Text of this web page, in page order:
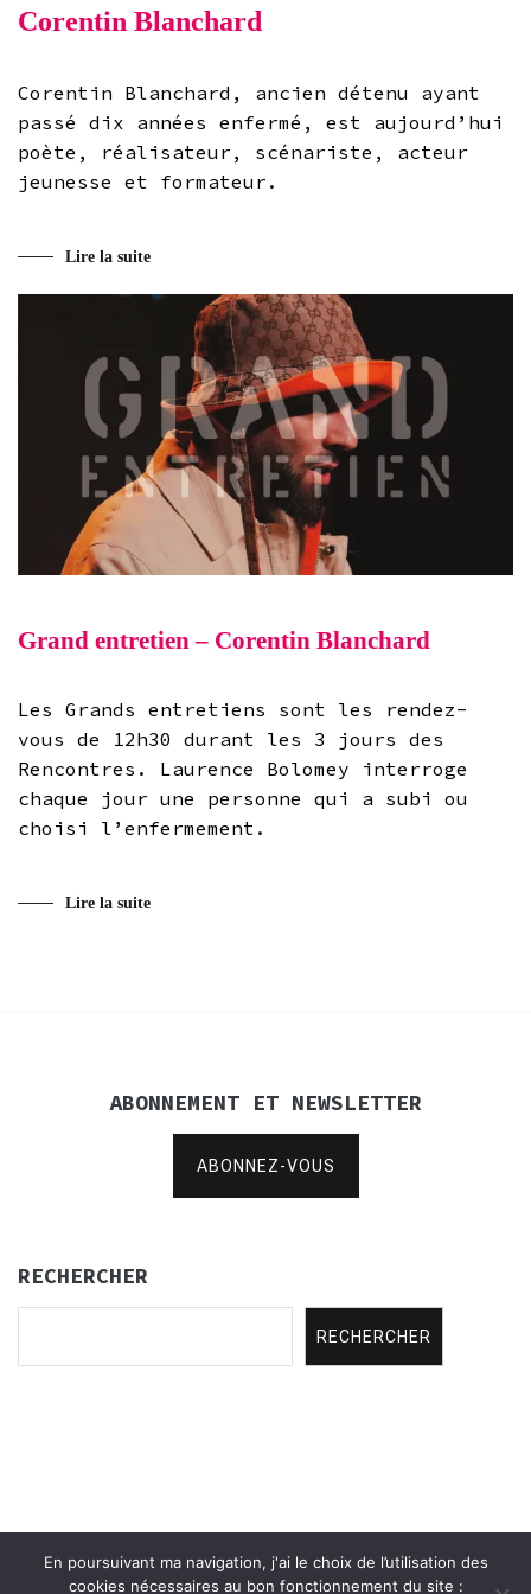
Corentin Blanchard
Corentin Blanchard, ancien détenu ayant
passé dix années enfermé, est aujourd’hui
poète, réalisateur, scénariste, acteur
jeunesse et formateur.
Lire la suite
Grand entretien – Corentin Blanchard
Les Grands entretiens sont les rendez-
vous de 12h30 durant les 3 jours des
Rencontres. Laurence Bolomey interroge
chaque jour une personne qui a subi ou
choisi l’enfermement.
Lire la suite
ABONNEMENT ET NEWSLETTER
ABONNEZ-VOUS
RECHERCHER
RECHERCHER
Copyright © 2021 Concertina Rencontres .
En poursuivant ma navigation, j'ai le choix de l’utilisation des
cookies nécessaires au bon fonctionnement du site :